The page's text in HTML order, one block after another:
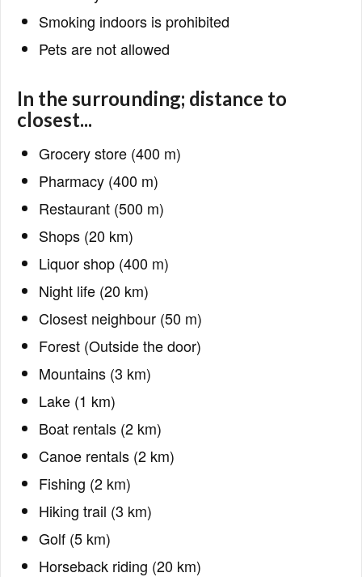
Smoking indoors is prohibited
Pets are not allowed
In the surrounding; distance to
closest...
Grocery store (400 m)
Pharmacy (400 m)
Restaurant (500 m)
Shops (20 km)
Liquor shop (400 m)
Night life (20 km)
Closest neighbour (50 m)
Forest (Outside the door)
Mountains (3 km)
Lake (1 km)
Boat rentals (2 km)
Canoe rentals (2 km)
Fishing (2 km)
Hiking trail (3 km)
Golf (5 km)
Horseback riding (20 km)